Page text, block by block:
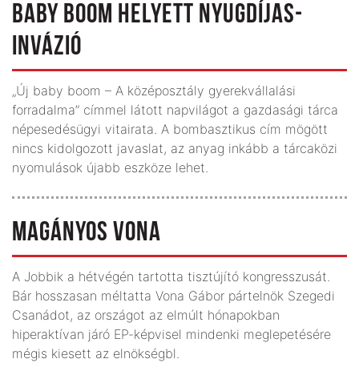
BABY BOOM HELYETT NYUGDÍJAS-
INVÁZIÓ
„Új baby boom – A középosztály gyerekvállalási
forradalma” címmel látott napvilágot a gazdasági tárca
népesedésügyi vitairata. A bombasztikus cím mögött
nincs kidolgozott javaslat, az anyag inkább a tárcaközi
nyomulások újabb eszköze lehet.
MAGÁNYOS VONA
A Jobbik a hétvégén tartotta tisztújító kongresszusát.
Bár hosszasan méltatta Vona Gábor pártelnök Szegedi
Csanádot, az országot az elmúlt hónapokban
hiperaktívan járó EP-képvisel mindenki meglepetésére
mégis kiesett az elnökségbl.